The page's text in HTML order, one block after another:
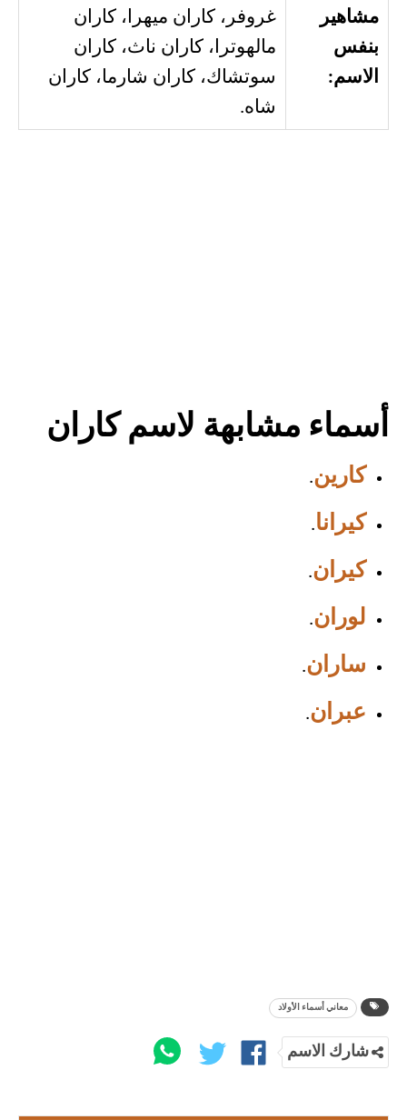
مشاهير
بنفس
الاسم:
غروفر، كاران ميهرا، كاران
مالهوترا، كاران ناث، كاران
سوتشاك، كاران شارما، كاران
شاه.
أسماء مشابهة لاسم كاران
كارين.
كيرانا.
كيران.
لوران.
ساران.
عبران.
معاني أسماء الأولاد
شارك الاسم